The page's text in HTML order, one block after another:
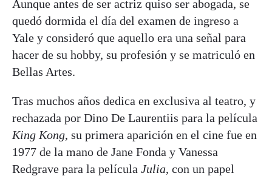
Aunque antes de ser actriz quiso ser abogada, se
quedó dormida el día del examen de ingreso a
Yale y consideró que aquello era una señal para
hacer de su hobby, su profesión y se matriculó en
Bellas Artes.
Tras muchos años dedica en exclusiva al teatro, y
rechazada por Dino De Laurentiis para la película
King Kong, su primera aparición en el cine fue en
1977 de la mano de Jane Fonda y Vanessa
Redgrave para la película Julia, con un papel